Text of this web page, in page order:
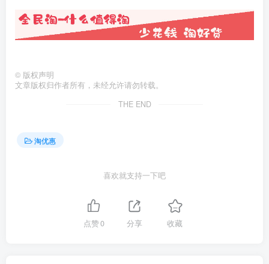
© 版权声明
文章版权归作者所有，未经允许请勿转载。
THE END
淘优惠
喜欢就支持一下吧
点赞0 分享 收藏